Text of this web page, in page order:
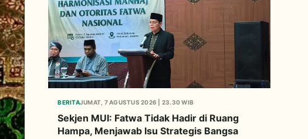
BERITAJUMAT, 7 AGUSTUS 2026 | 23.30 WIB
Sekjen MUI: Fatwa Tidak Hadir di Ruang
Hampa, Menjawab Isu Strategis Bangsa